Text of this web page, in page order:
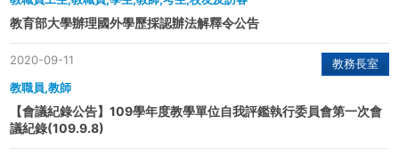
教育部大學辦理國外學歷採認辦法解釋令公告
教務長室
教職員,教師
2020-09-11
【會議紀錄公告】109學年度教學單位自我評鑑執行委員會第一次會
議紀錄(109.9.8)